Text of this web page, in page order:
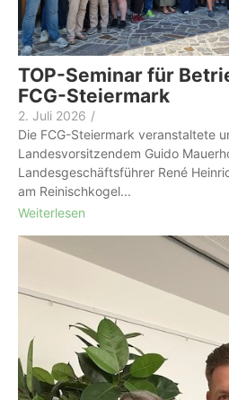
TOP-Seminar für
FCG-Steiermark
2. Juli 2026 /
Die FCG-Steiermark veranstaltete
Landesvorsitzendem Guido
Landesgeschäftsführer René
am Reinischkogel...
Weiterlesen